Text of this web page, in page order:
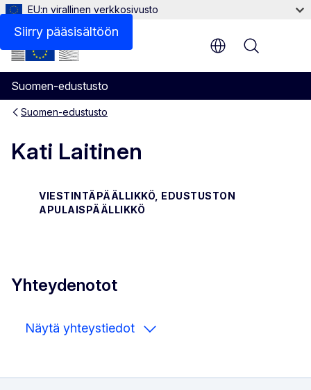
Siirry pääsisältöön
EU:n virallinen verkkosivusto
Suomen-edustusto
Menu
Suomen-edustusto
Kati Laitinen
VIESTINTÄPÄÄLLIKKÖ, EDUSTUSTON
APULAISPÄÄLLIKKÖ
Yhteydenotot
Näytä yhteystiedot